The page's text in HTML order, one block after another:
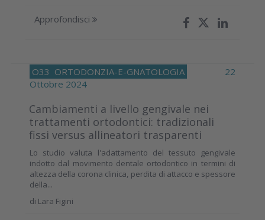
Approfondisci
O33 ORTODONZIA-E-GNATOLOGIA
22
Ottobre 2024
Cambiamenti a livello gengivale nei
trattamenti ortodontici: tradizionali
fissi versus allineatori trasparenti
Lo studio valuta l'adattamento del tessuto gengivale
indotto dal movimento dentale ortodontico in termini di
altezza della corona clinica, perdita di attacco e spessore
della...
di Lara Figini